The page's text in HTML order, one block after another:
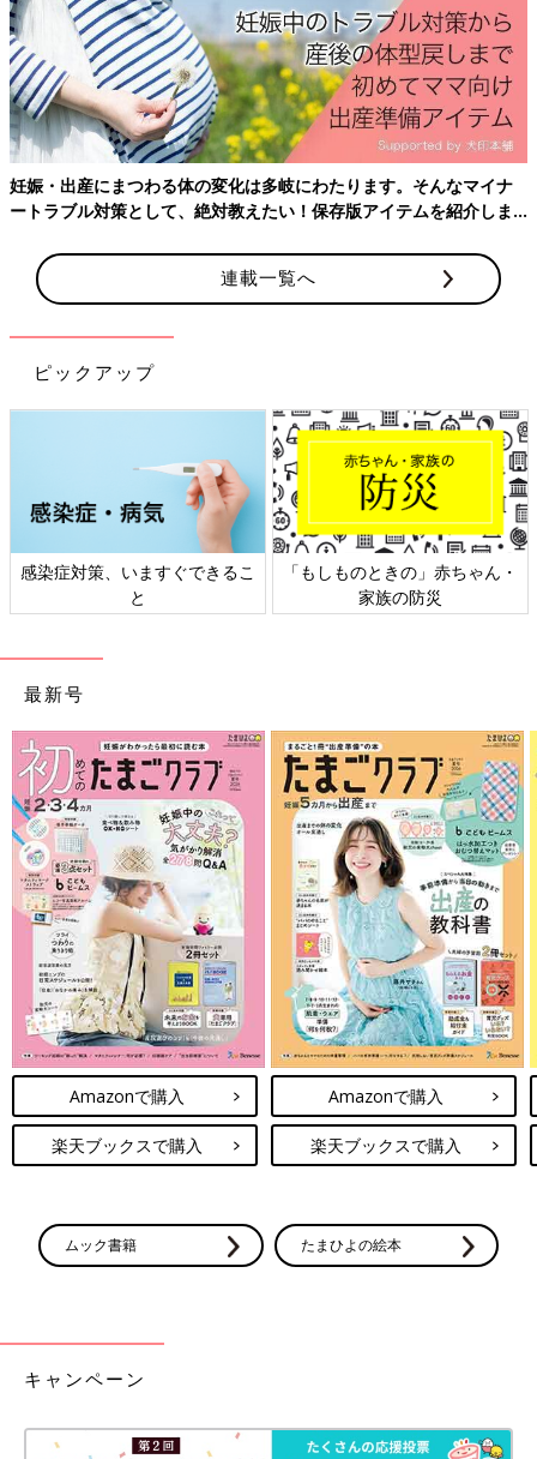
今回は、ユニクロベビーのアイテムを使ったリンクコーデをご紹
介しました♪ ぜひ参考にしてみてくださいね。
(文：Ayaka)
不動の人気店 西松屋、ベビーザらスで
売れ続けてるもの５
西松屋、ベビーザらス、ママたちの人気ショッ
迷っている人は参考にして。
※記事内容でご紹介している投稿、リンク先は、削除される場合
があります。あらかじめご了承ください。
※記事の内容は記載当時の情報であり、現在と異なる場合があり
妊娠・出産にまつわる体の変化は多岐にわたります。そんなマイナ
ートラブル対策として、絶対教えたい！保存版アイテムを紹介しま
連載一覧へ
ピックアップ
感染症対策、いますぐできるこ
と
「もしものときの」赤ちゃん・
家族の防災
最新号
Amazonで購入
楽天ブックスで購入
Amazonで購入
楽天ブックスで購入
ムック書籍 たまひよの絵本
キャンペーン